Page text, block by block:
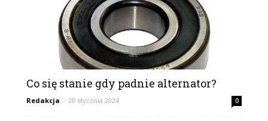
Co się stanie gdy padnie alternator?
Redakcja - 28 stycznia 2024 0